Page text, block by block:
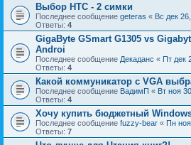
Выбор HTC - 2 симки
Последнее сообщение geteras « Вс дек
Ответы: 4
GigaByte GSmart G1305 vs
Androi
Последнее сообщение Декаданс « Пт дек
Ответы: 4
Какой коммуникатор с VGA
Последнее сообщение ВадимП « Вт ноя
Ответы: 4
Хочу купить бюджетный
Последнее сообщение fuzzy-bear « Пн
Ответы: 7